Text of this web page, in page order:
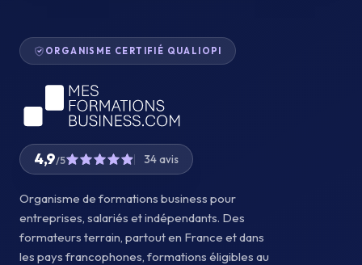
ORGANISME CERTIFIÉ QUALIOPI
4,9/5 34 avis
Organisme de formations business pour
entreprises, salariés et indépendants. Des
formateurs terrain, partout en France et dans
les pays francophones, formations éligibles au